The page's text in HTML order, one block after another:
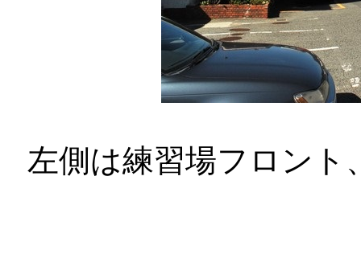
左側は練習場フロン